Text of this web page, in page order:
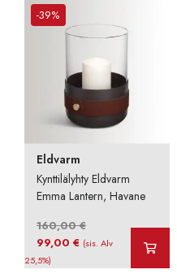
-39%
Eldvarm
Kynttilälyhty Eldvarm
Emma Lantern, Havane
160,00€
Alkuperäinen
hinta
99,00€ Nykyinen
(sis. Alv
25,5%)